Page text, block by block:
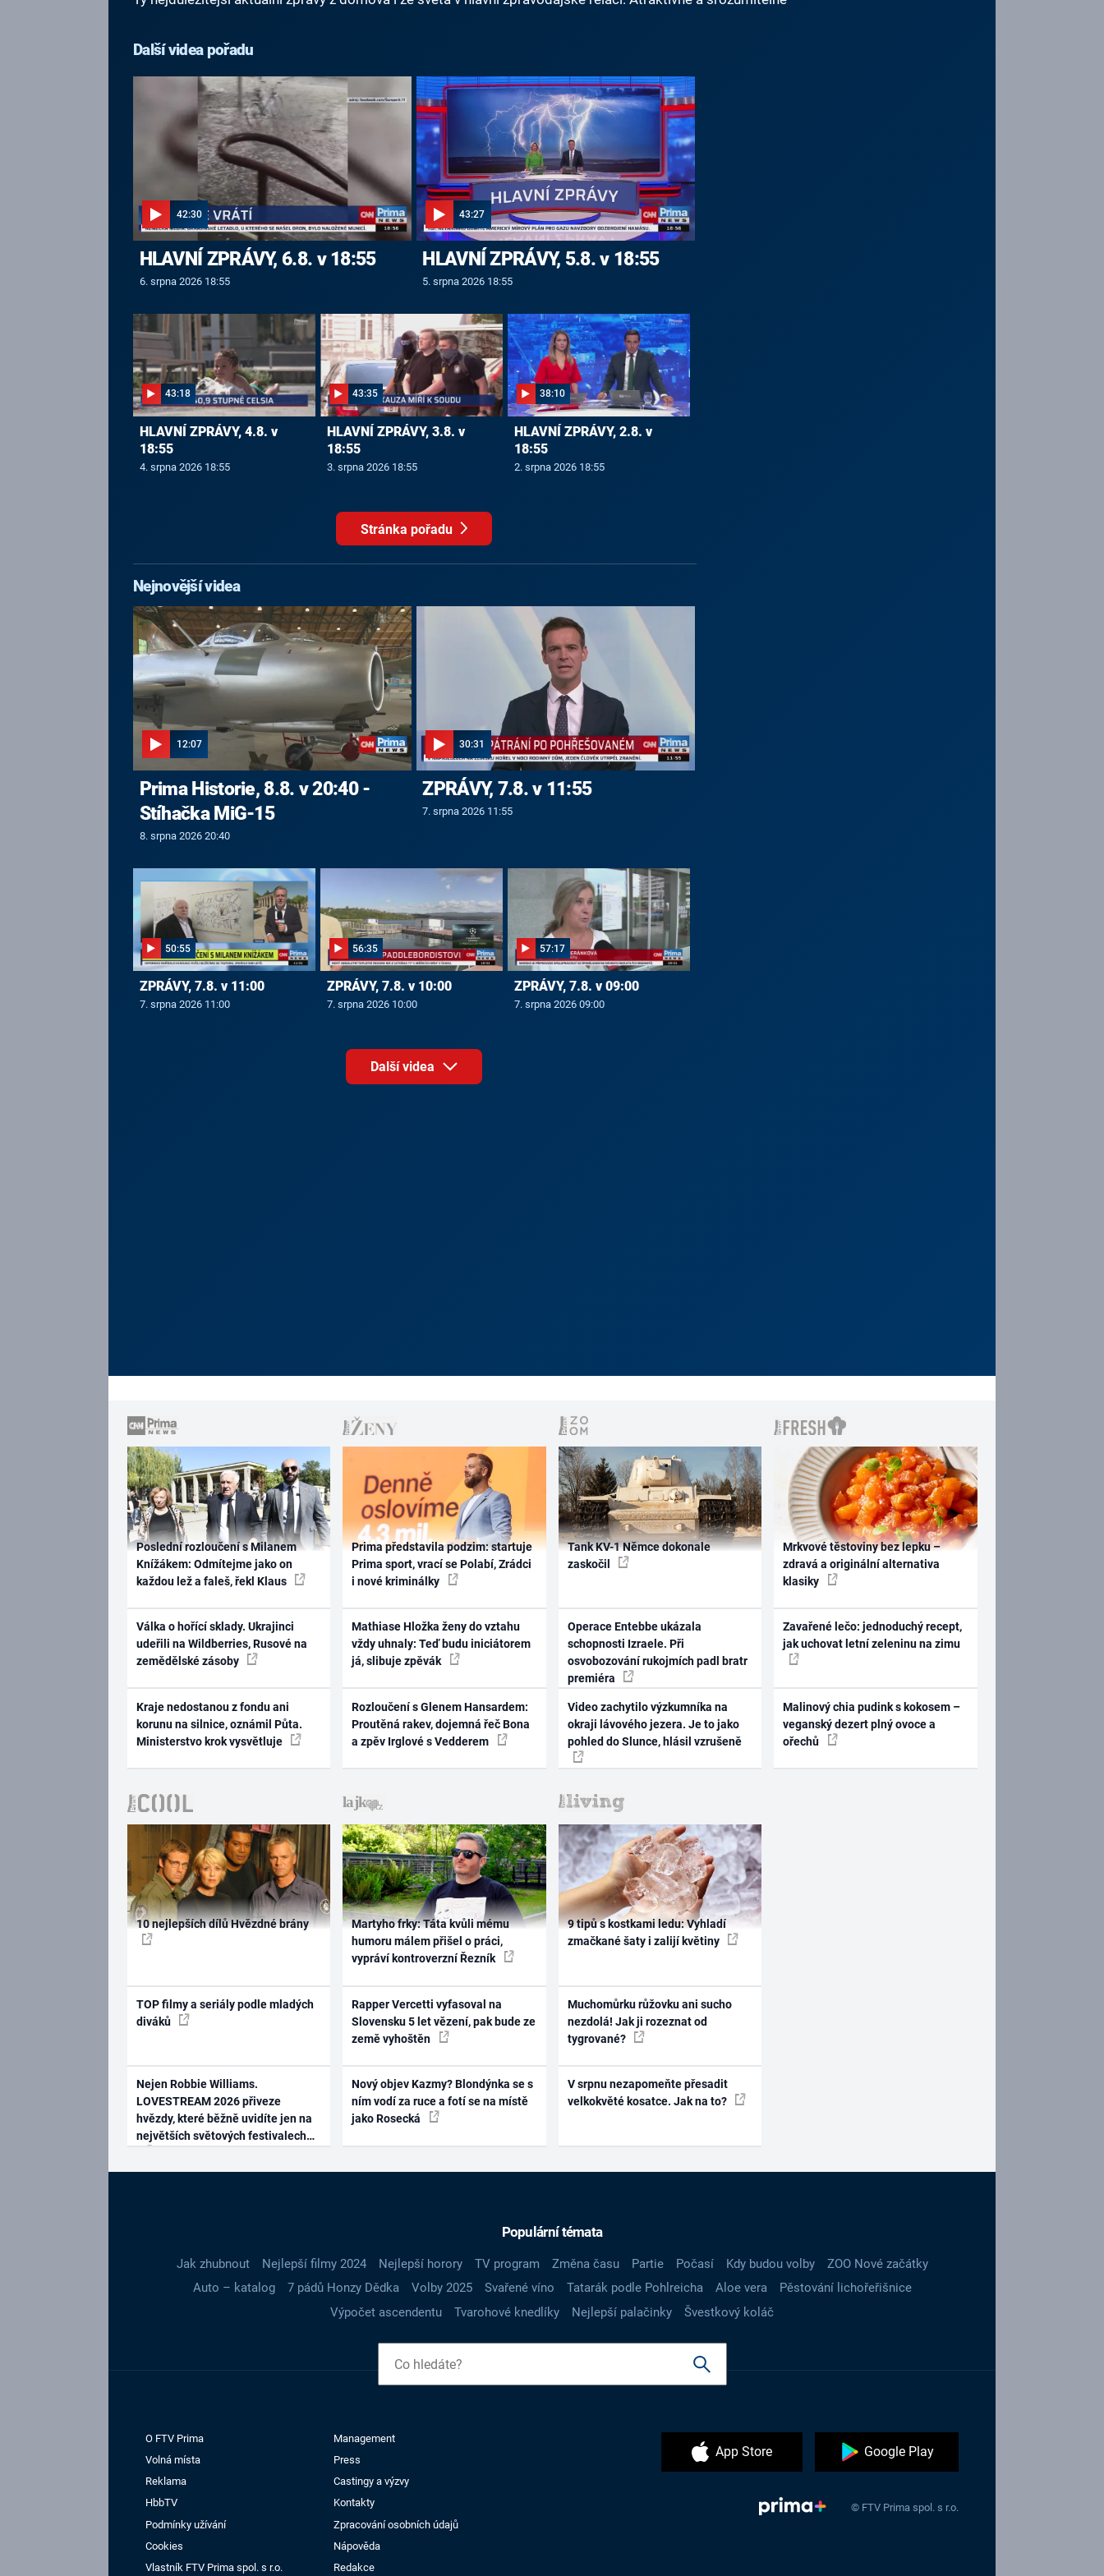
Další videa pořadu
42:30
HLAVNÍ ZPRÁVY, 6.8. v 18:55
6. srpna 2026 18:55
43:27
HLAVNÍ ZPRÁVY, 5.8. v 18:55
5. srpna 2026 18:55
43:18
HLAVNÍ ZPRÁVY, 4.8. v
18:55
4. srpna 2026 18:55
43:35
HLAVNÍ ZPRÁVY, 3.8. v
18:55
3. srpna 2026 18:55
38:10
HLAVNÍ ZPRÁVY, 2.8. v
18:55
2. srpna 2026 18:55
Stránka pořadu
Nejnovější videa
12:07
Prima Historie, 8.8. v 20:40 -
Stíhačka MiG-15
8. srpna 2026 20:40
30:31
ZPRÁVY, 7.8. v 11:55
7. srpna 2026 11:55
50:55
ZPRÁVY, 7.8. v 11:00
7. srpna 2026 11:00
56:35
ZPRÁVY, 7.8. v 10:00
7. srpna 2026 10:00
57:17
ZPRÁVY, 7.8. v 09:00
7. srpna 2026 09:00
Další videa
Poslední rozloučení s Milanem
Knížákem: Odmítejme jako on
každou lež a faleš, řekl Klaus
Válka o hořící sklady. Ukrajinci
udeřili na Wildberries, Rusové na
zemědělské zásoby
Kraje nedostanou z fondu ani
korunu na silnice, oznámil Půta.
Ministerstvo krok vysvětluje
Prima představila podzim: startuje
Prima sport, vrací se Polabí, Zrádci
i nové kriminálky
Mathiase Hložka ženy do vztahu
vždy uhnaly: Teď budu iniciátorem
já, slibuje zpěvák
Rozloučení s Glenem Hansardem:
Proutěná rakev, dojemná řeč Bona
a zpěv Irglové s Vedderem
Tank KV-1 Němce dokonale
zaskočil
Operace Entebbe ukázala
schopnosti Izraele. Při
osvobozování rukojmích padl bratr
premiéra
Video zachytilo výzkumníka na
okraji lávového jezera. Je to jako
pohled do Slunce, hlásil vzrušeně
Mrkvové těstoviny bez lepku –
zdravá a originální alternativa
klasiky
Zavařené lečo: jednoduchý recept,
jak uchovat letní zeleninu na zimu
Malinový chia pudink s kokosem –
veganský dezert plný ovoce a
ořechů
10 nejlepších dílů Hvězdné brány
TOP filmy a seriály podle mladých
diváků
Nejen Robbie Williams.
LOVESTREAM 2026 přiveze
hvězdy, které běžně uvidíte jen na
největších světových festivalech
Martyho frky: Táta kvůli mému
humoru málem přišel o práci,
vypráví kontroverzní Řezník
Rapper Vercetti vyfasoval na
Slovensku 5 let vězení, pak bude ze
země vyhoštěn
Nový objev Kazmy? Blondýnka se s
ním vodí za ruce a fotí se na místě
jako Rosecká
9 tipů s kostkami ledu: Vyhladí
zmačkané šaty i zalijí květiny
Muchomůrku růžovku ani sucho
nezdolá! Jak ji rozeznat od
tygrované?
V srpnu nezapomeňte přesadit
velkokvěté kosatce. Jak na to?
Populární témata
Jak zhubnout Nejlepší filmy 2024 Nejlepší horory TV program Změna času Partie Počasí Kdy budou volby
ZOO Nové začátky
Auto – katalog
7 pádů Honzy Dědka Volby 2025 Svařené víno Tatarák podle Pohlreicha Aloe vera
Pěstování lichořeřišnice
Výpočet ascendentu
Tvarohové knedlíky Nejlepší palačinky Švestkový koláč
O FTV Prima
Management
Volná místa
Press
Reklama
Castingy a výzvy
HbbTV
Kontakty
Podmínky užívání
Zpracování osobních údajů
Cookies
Nápověda
Vlastník FTV Prima spol. s r.o.
Redakce
App Store Google Play
© FTV Prima spol. s r.o.